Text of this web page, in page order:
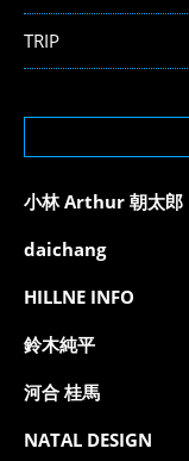
TRIP
小林 Arthur 朝太郎
daichang
HILLNE INFO
鈴木純平
河合 桂馬
NATAL DESIGN